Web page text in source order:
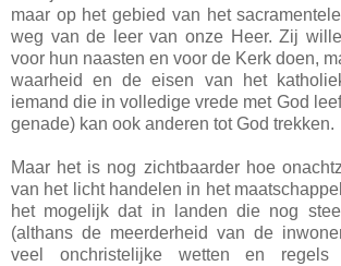
maar op het gebied van het
weg van de leer van onze Heer. Zij
voor hun naasten en voor de Kerk doen,
waarheid en de eisen van het
iemand die in volledige vrede met God
genade) kan ook anderen tot God trekken.
Maar het is nog zichtbaarder hoe
van het licht handelen in het
het mogelijk dat in landen die nog
(althans de meerderheid van de
veel onchristelijke wetten en regels